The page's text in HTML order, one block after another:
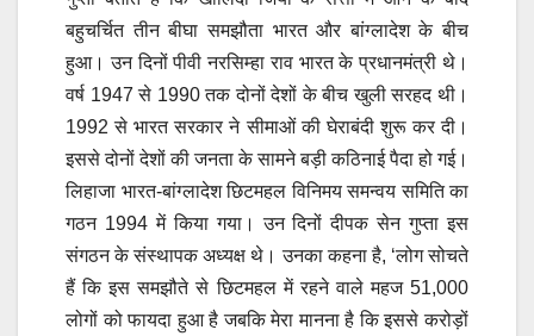
बहुचर्चित तीन बीघा समझौता भारत और बांग्लादेश के बीच
हुआ। उन दिनों पीवी नरसिम्हा राव भारत के प्रधानमंत्री थे।
वर्ष 1947 से 1990 तक दोनों देशों के बीच खुली सरहद थी।
1992 से भारत सरकार ने सीमाओं की घेराबंदी शुरू कर दी।
इससे दोनों देशों की जनता के सामने बड़ी कठिनाई पैदा हो गई।
लिहाजा भारत-बांग्लादेश छिटमहल विनिमय समन्वय समिति का
गठन 1994 में किया गया। उन दिनों दीपक सेन गुप्ता इस
संगठन के संस्थापक अध्यक्ष थे। उनका कहना है, ‘लोग सोचते
हैं कि इस समझौते से छिटमहल में रहने वाले महज 51,000
लोगों को फायदा हुआ है जबकि मेरा मानना है कि इससे करोड़ों